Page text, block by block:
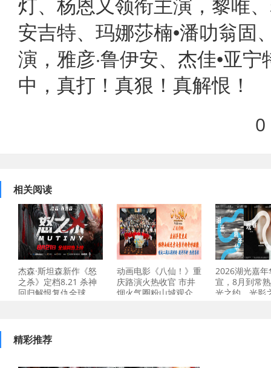
灯、杨恩又领衔主演，黎唯
安吉特、玛娜莎楠•潘叻翁固
演，雅彦·鲁伊安、杰佳•亚宁
中，真打！真狠！真解恨！
0
相关阅读
杰森·斯坦森新作《怒
之杀》定档8.21 杀神
回归解恨复仇全球
动画电影《八仙！》重
庆路演火热收官 市井
烟火气圈粉山城观众
2026湖光嘉年
宣，8月到常
光之约、光影
精彩推荐